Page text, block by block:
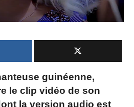
guinéenne,
le clip vidéo de son
la version audio est